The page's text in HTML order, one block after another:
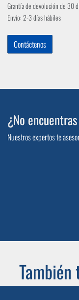
Grantía de devolución de 30
Envío: 2-3 días hábiles
Contáctenos
¿No
Nuestros expertos te